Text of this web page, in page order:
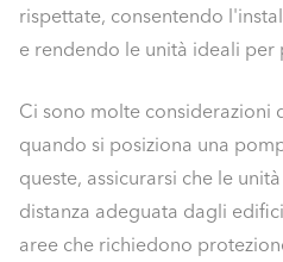
rispettate, consentendo
e rendendo le unità ideali
Ci sono molte considerazioni
quando si posiziona una
queste, assicurarsi che le
distanza adeguata dagli
aree che richiedono